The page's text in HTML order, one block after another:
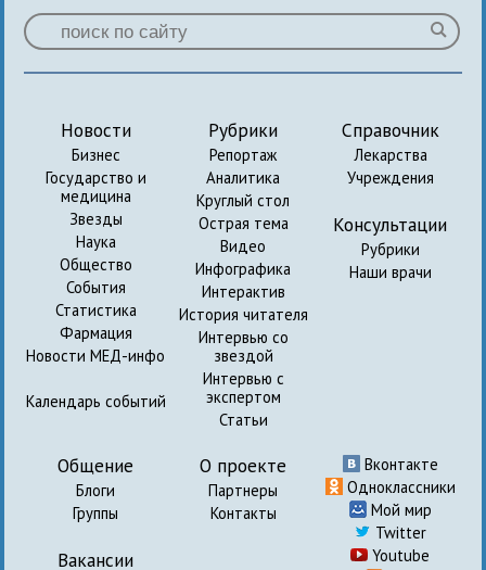
Новости
Бизнес
Государство и
медицина
Звезды
Наука
Общество
События
Статистика
Фармация
Новости МЕД-инфо
Календарь событий
Рубрики
Репортаж
Аналитика
Круглый стол
Острая тема
Видео
Инфографика
Интерактив
История читателя
Интервью со
звездой
Интервью с
экспертом
Статьи
Справочник
Лекарства
Учреждения
Консультации
Рубрики
Наши врачи
Общение
Блоги
Группы
Вакансии
О проекте
Партнеры
Контакты
Вконтакте
Одноклассники
Мой мир
Twitter
Youtube